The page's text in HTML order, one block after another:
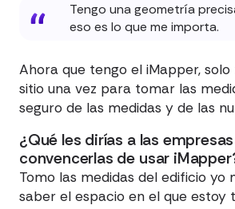
Tengo una geometría
eso es lo que me importa.
Ahora que tengo el iMapper,
sitio una vez para tomar las
seguro de las medidas y de las
¿Qué les dirías a las
convencerlas de usar
Tomo las medidas del edificio yo
saber el espacio en el que estoy